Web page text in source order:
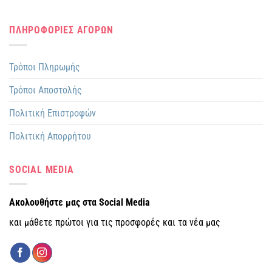
ΠΛΗΡΟΦΟΡΙΕΣ ΑΓΟΡΩΝ
Τρόποι Πληρωμής
Τρόποι Αποστολής
Πολιτική Επιστροφών
Πολιτική Απορρήτου
SOCIAL MEDIA
Ακολουθήστε μας στα Social Media
και μάθετε πρώτοι για τις προσφορές και τα νέα μας